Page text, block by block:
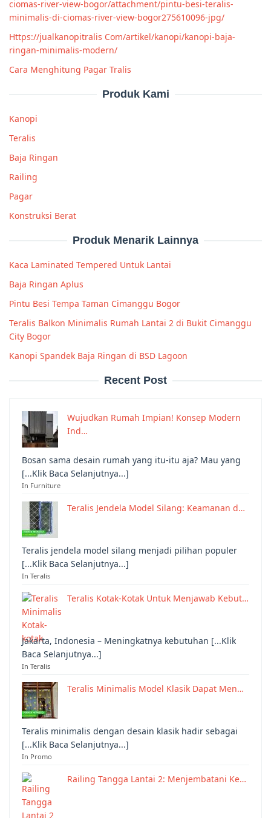
ciomas-river-view-bogor/attachment/pintu-besi-teralis-
minimalis-di-ciomas-river-view-bogor275610096-jpg/
Https://jualkanopitralis Com/artikel/kanopi/kanopi-baja-
ringan-minimalis-modern/
Cara Menghitung Pagar Tralis
Produk Kami
Kanopi
Teralis
Baja Ringan
Railing
Pagar
Konstruksi Berat
Produk Menarik Lainnya
Kaca Laminated Tempered Untuk Lantai
Baja Ringan Aplus
Pintu Besi Tempa Taman Cimanggu Bogor
Teralis Balkon Minimalis Rumah Lantai 2 di Bukit Cimanggu
City Bogor
Kanopi Spandek Baja Ringan di BSD Lagoon
Recent Post
Wujudkan Rumah Impian! Konsep Modern
Ind…
Bosan sama desain rumah yang itu-itu aja? Mau yang
[...Klik Baca Selanjutnya...]
In Furniture
Teralis Jendela Model Silang: Keamanan d…
Teralis jendela model silang menjadi pilihan populer
[...Klik Baca Selanjutnya...]
In Teralis
Teralis Kotak-Kotak Untuk Menjawab Kebut…
Jakarta, Indonesia – Meningkatnya kebutuhan [...Klik
Baca Selanjutnya...]
In Teralis
Teralis Minimalis Model Klasik Dapat Men…
Teralis minimalis dengan desain klasik hadir sebagai
[...Klik Baca Selanjutnya...]
In Promo
Railing Tangga Lantai 2: Menjembatani Ke…